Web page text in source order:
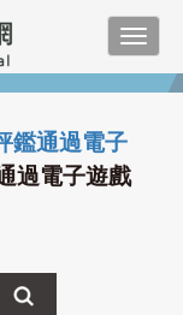
鑑通過電子
過電子遊戲